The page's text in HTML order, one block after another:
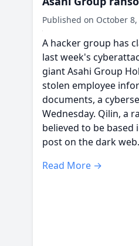
Published on October 8,
A hacker group has
last week's
giant Asahi Group
stolen employee
documents, a
Wednesday. Qilin, a
believed to be based
post on the dark
Read More →